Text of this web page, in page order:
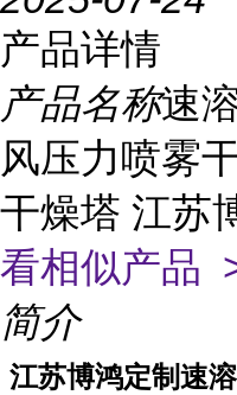
产品详情
产品名称速
风压力喷雾
干燥塔 江苏
看相似产品
简介
江苏博鸿定制速